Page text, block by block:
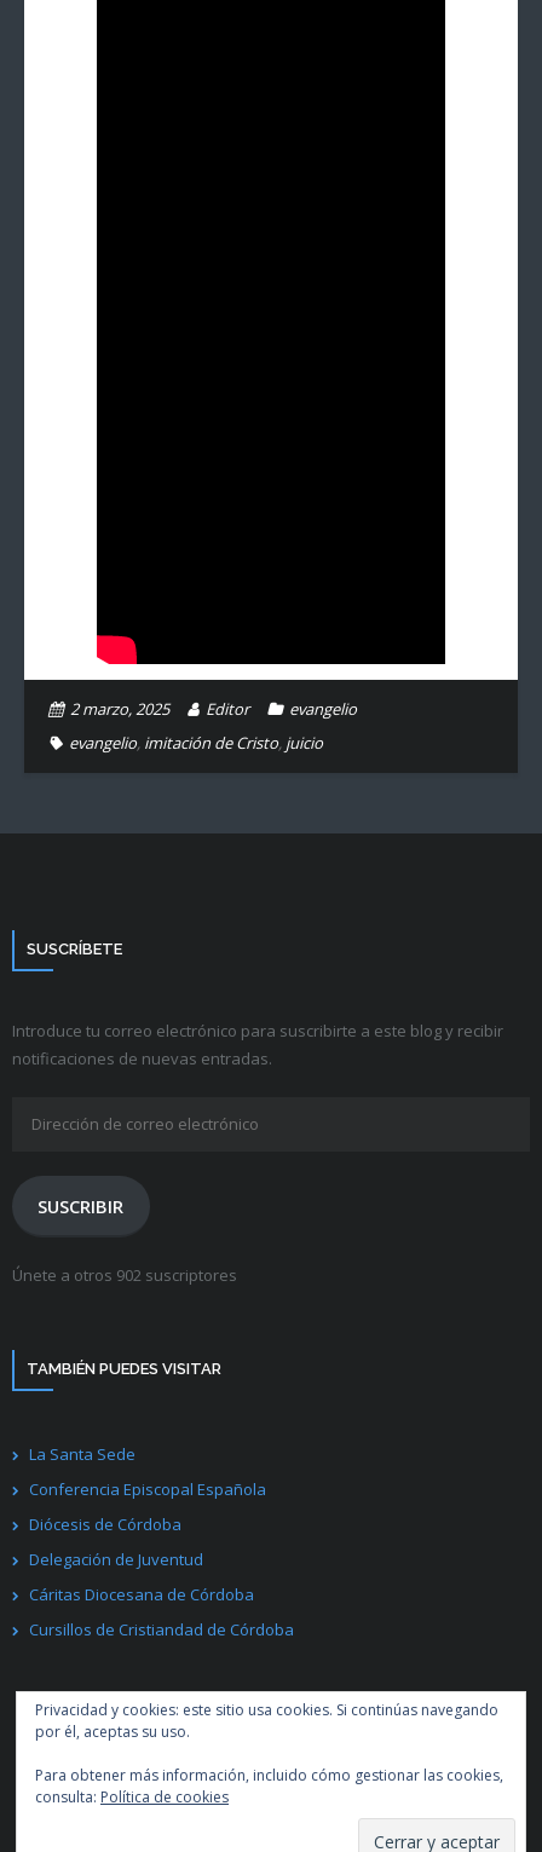
2 marzo, 2025 Editor
evangelio
evangelio, imitación de Cristo, juicio
SUSCRÍBETE
Introduce tu correo electrónico para suscribirte a este blog y recibir
notificaciones de nuevas entradas.
electrónico
SUSCRIBIR
Únete a otros 902 suscriptores
TAMBIÉN PUEDES VISITAR
La Santa Sede
Conferencia Episcopal Española
Diócesis de Córdoba
Delegación de Juventud
Cáritas Diocesana de Córdoba
Cursillos de Cristiandad de Córdoba
Desarrollado porThink Up Themes Ltd. Creado conWordPress.
Privacidad y cookies: este sitio usa cookies. Si continúas navegando
por él, aceptas su uso.
Para obtener más información, incluido cómo gestionar las cookies,
consulta: Política de cookies